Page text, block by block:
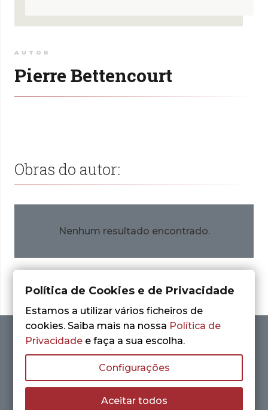
AUTOR
Pierre Bettencourt
Obras do autor:
Nenhum resultado encontrado.
Política de Cookies e de Privacidade
Estamos a utilizar vários ficheiros de
cookies. Saiba mais na nossa Política de
Privacidade e faça a sua escolha.
Configurações
Aceitar todos